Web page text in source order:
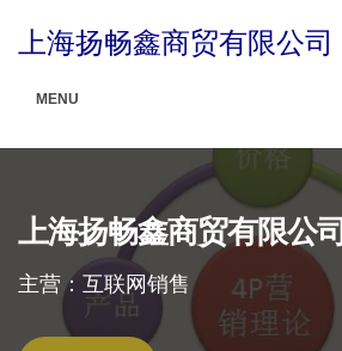
上海扬畅鑫商贸有限公司
MENU
上海扬畅鑫商贸有限公司
主营：互联网销售